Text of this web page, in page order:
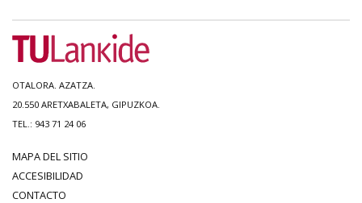
OTALORA. AZATZA.
20.550 ARETXABALETA, GIPUZKOA.
TEL.: 943 71 24 06
MAPA DEL SITIO
ACCESIBILIDAD
CONTACTO